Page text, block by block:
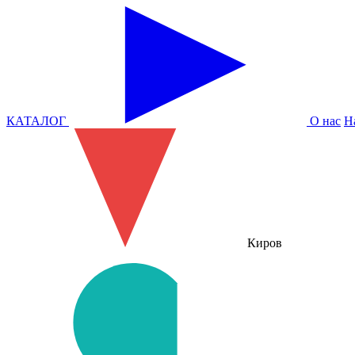
КАТАЛОГ О нас
Киров